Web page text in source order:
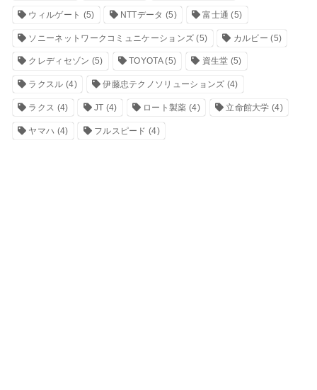
ウィルゲート (5) NTTデータ (5) 富士通 (5)
ソニーネットワークコミュニケーションズ (5) カルビー (5)
クレディセゾン (5) TOYOTA(5) 資生堂 (5)
ラクスル (4) 伊藤忠テクノソリューションズ (4)
ラクス (4) JT (4) ロート製薬 (4) 立命館大学 (4)
ヤマハ (4) フルスピード (4)